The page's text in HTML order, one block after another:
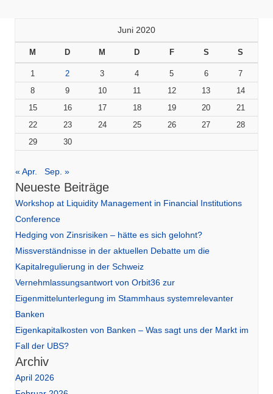
Juni 2020
M D M D F S S
1 2 3 4 5 6
7
8
9 10 11 12 13
14
15
16 17 18 19 20
21
22
23 24 25 26 27
28
29
30
« Apr. Sep. »
Neueste Beiträge
Workshop at Liquidity Management in Financial Institutions
Conference
Hedging von Zinsrisiken – hätte es sich gelohnt?
Missverständnisse in der aktuellen Debatte um die
Kapitalregulierung in der Schweiz
Vernehmlassungsantwort von Orbit36 zur
Eigenmittelunterlegung im Stammhaus systemrelevanter
Banken
Eigenkapitalkosten von Banken – Was sagt uns der Markt im
Fall der UBS?
Archiv
April 2026